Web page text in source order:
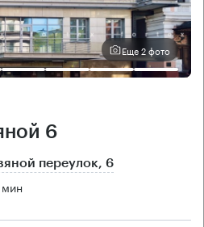
Еще 2 фото
6
переулок, 6